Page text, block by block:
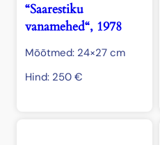
“Saarestiku
vanamehed“, 1978
Mõõtmed: 24×27 cm
Hind: 250 €